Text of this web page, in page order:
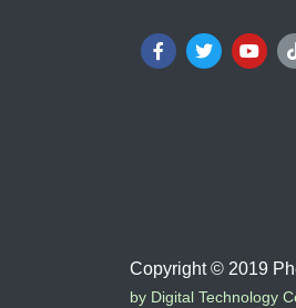
Copyright © 2019
by Digital Technology